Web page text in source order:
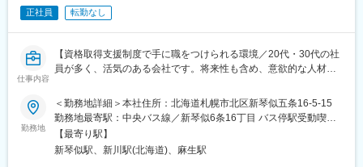
たり7～10台のトラックを管理）
（2）荷物が出荷される取引先への依頼
（3）（1）と（2）に付随する連絡（電話/メール/FAX）・システ
ム入力
（4）トラックに荷物を最大限積載するために、積載可能な荷物
■1日の流れ
下記はあくまでも一例です。
日によっては取引先への営業で終日外出する可能性もあります。
正社員 転勤なし
仕事内容
【資格取得支援制度で手に職をつけられる環境／20代・30代の社
員が多く、活気のある会社です。将来性も含め、意欲的な人材を
■業務概要：
ガスおよび灯油の販売を行う当社にて、プロパンガス・灯油の直
売業務に従事していただきます。具体的には以下の業務を担当し
ていただきます。
勤務地
＜勤務地詳細＞本社住所：北海道札幌市北区新琴似五条16-5-15
勤務地最寄駅：中央バス線／新琴似6条16丁目 バス停駅受動喫煙
対策：屋内全面禁煙変更の範囲：会社の定める事業所
【最寄り駅】
新琴似駅、新川駅(北海道)、麻生駅